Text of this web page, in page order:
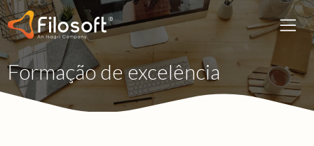
Formação de excelência